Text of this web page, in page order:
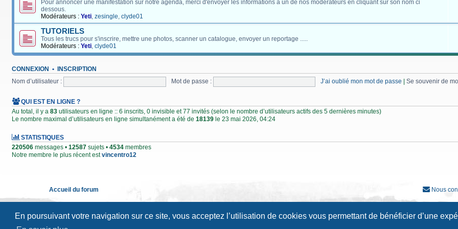
En poursuivant votre navigation sur ce site, vous acceptez l’utilisation de cookies vous permettant de bénéficier d’une
Pour annoncer une manifestation sur notre agenda, merci d'envoyer les informations à un de nos modérateurs en cliquant sur son nom ci
dessous.
Modérateurs : Yeti, zesingle, clyde01
TUTORIELS
Tous les trucs pour s'inscrire, mettre une photos, scanner un catalogue, envoyer un reportage .....
Modérateurs : Yeti, clyde01
CONNEXION • INSCRIPTION
Nom d’utilisateur : Mot de passe : J’ai oublié mon mot de passe Se souvenir de
QUI EST EN LIGNE ?
Au total, il y a 83 utilisateurs en ligne :: 6 inscrits, 0 invisible et 77 invités (selon le nombre d’utilisateurs actifs des 5 dernières minutes)
Le nombre maximal d’utilisateurs en ligne simultanément a été de 18139 le 23 mai 2026, 04:24
STATISTIQUES
220506 messages • 12587 sujets • 4534 membres
Notre membre le plus récent estvincentro12
Accueil du forum Nous
Traduction française officielle©Qiaeru